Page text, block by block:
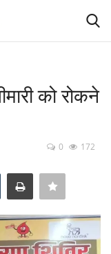
को रोकने
0 172